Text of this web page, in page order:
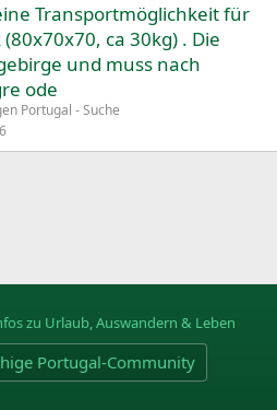
Transportmöglichkeit für
ca 30kg) . Die
und muss nach
ode
Portugal - Suche
Portugal-Community